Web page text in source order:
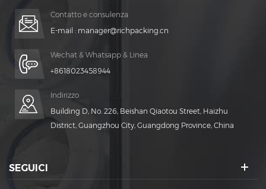
Contatto e consulenza
E-mail : manager@richpacking.cn
Wechat & Whatsapp & Linea
+8618023458944
Indirizzo
Building D, No. 226, Beishan Qiaotou Street, Haizhu
District, Guangzhou City, Guangdong Province, China
SEGUICI